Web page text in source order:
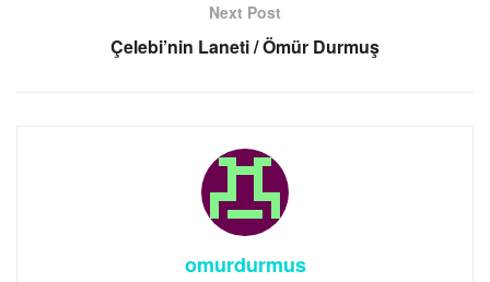
Next Post
Çelebi’nin Laneti / Ömür Durmuş
omurdurmus